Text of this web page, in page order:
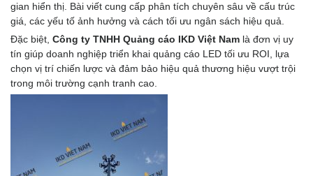
gian hiển thị. Bài viết cung cấp phân tích chuyên sâu về cấu trúc
giá, các yếu tố ảnh hưởng và cách tối ưu ngân sách hiệu quả.
Đặc biệt, Công ty TNHH Quảng cáo IKD Việt Nam là đơn vị uy
tín giúp doanh nghiệp triển khai quảng cáo LED tối ưu ROI, lựa
chọn vị trí chiến lược và đảm bảo hiệu quả thương hiệu vượt trội
trong môi trường cạnh tranh cao.